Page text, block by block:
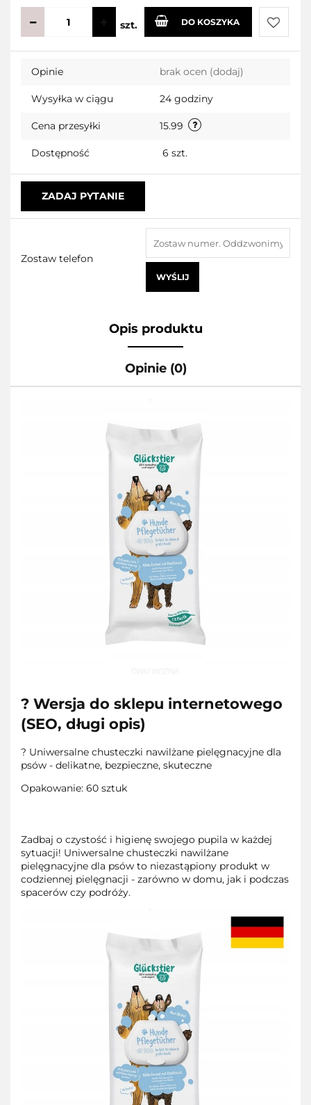
szt. DO KOSZYKA
Do
Opinie brak ocen (dodaj)
Wysyłka w ciągu 24 godziny
Cena przesyłki 15.99
Dostępność 6 szt.
ZADAJ PYTANIE
Zostaw telefon
WYŚLIJ
Opis produktu
Opinie (0)
?️ Wersja do sklepu internetowego
(SEO, długi opis)
? Uniwersalne chusteczki nawilżane pielęgnacyjne dla
psów - delikatne, bezpieczne, skuteczne
Opakowanie: 60 sztuk
Zadbaj o czystość i higienę swojego pupila w każdej
sytuacji! Uniwersalne chusteczki nawilżane
pielęgnacyjne dla psów to niezastąpiony produkt w
codziennej pielęgnacji - zarówno w domu, jak i podczas
spacerów czy podróży.